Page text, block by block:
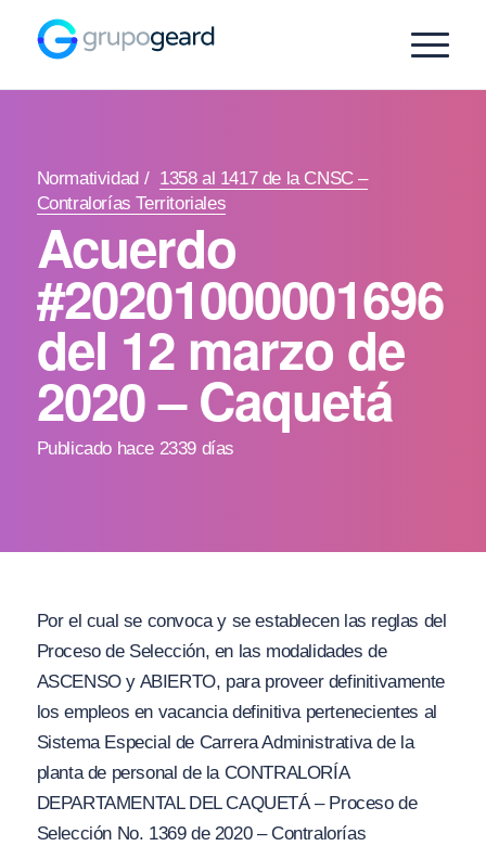
Normatividad / 1358 al 1417 de la CNSC –
Contralorías Territoriales
Acuerdo
#20201000001696
del 12 marzo de
2020 – Caquetá
Publicado hace 2339 días
Por el cual se convoca y se establecen las reglas del
Proceso de Selección, en las modalidades de
ASCENSO y ABIERTO, para proveer definitivamente
los empleos en vacancia definitiva pertenecientes al
Sistema Especial de Carrera Administrativa de la
planta de personal de la CONTRALORÍA
DEPARTAMENTAL DEL CAQUETÁ – Proceso de
Selección No. 1369 de 2020 – Contralorías